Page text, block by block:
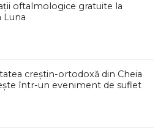
oftalmologice gratuite la
Luna
creștin-ortodoxă din Cheia
într-un eveniment de suflet